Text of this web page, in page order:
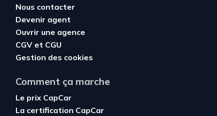
Nous contacter
Devenir agent
Ouvrir une agence
CGV et CGU
Gestion des cookies
Comment ça marche
Le prix CapCar
La certification CapCar